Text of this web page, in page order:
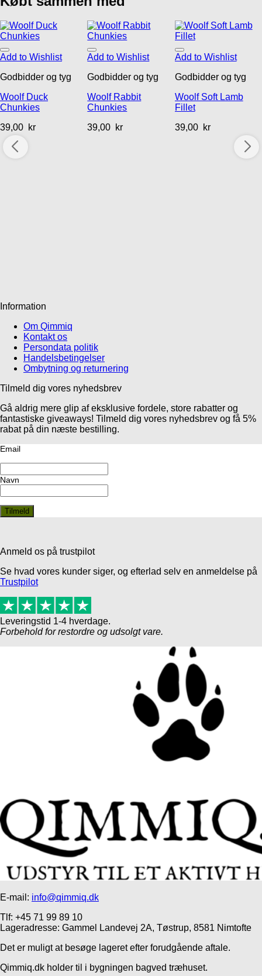
Add to Wishlist
Godbidder og tyg
Woolf Duck
Chunkies
39,00 kr
Add to Wishlist
Godbidder og tyg
Woolf Rabbit
Chunkies
39,00 kr
Add to Wishlist
Godbidder og tyg
Woolf Soft Lamb
Fillet
39,00 kr
Information
Om Qimmiq
Kontakt os
Persondata politik
Handelsbetingelser
Ombytning og returnering
Tilmeld dig vores nyhedsbrev
Gå aldrig mere glip af eksklusive fordele, store rabatter og
fantastiske giveaways! Tilmeld dig vores nyhedsbrev og få 5%
rabat på din næste bestilling.
Email
Navn
Anmeld os på trustpilot
Se hvad vores kunder siger, og efterlad selv en anmeldelse på
Trustpilot
Leveringstid 1-4 hverdage.
Forbehold for restordre og udsolgt vare.
E-mail: info@qimmiq.dk
Tlf: +45 71 99 89 10
Lageradresse: Gammel Landevej 2A, Tøstrup, 8581 Nimtofte
Det er muligt at besøge lageret efter forudgående aftale.
Qimmiq.dk holder til i bygningen bagved træhuset.